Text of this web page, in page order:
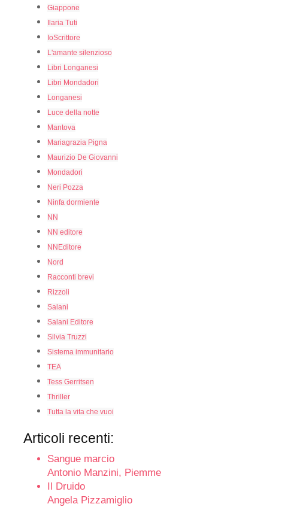
Giappone
Ilaria Tuti
IoScrittore
L'amante silenzioso
Libri Longanesi
Libri Mondadori
Longanesi
Luce della notte
Mantova
Mariagrazia Pigna
Maurizio De Giovanni
Mondadori
Neri Pozza
Ninfa dormiente
NN
NN editore
NNEditore
Nord
Racconti brevi
Rizzoli
Salani
Salani Editore
Silvia Truzzi
Sistema immunitario
TEA
Tess Gerritsen
Thriller
Tutta la vita che vuoi
Articoli recenti:
Sangue marcio
Antonio Manzini, Piemme
Il Druido
Angela Pizzamiglio